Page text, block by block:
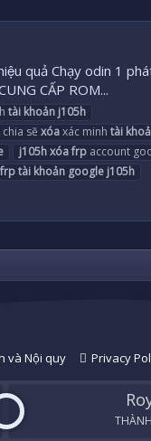
quả Chạy odin 1
CẤP ROM...
tài khoản j105h
chia sẽ xóaxác minh tài
j105hxóafrp account
frptài khoản google j105h
và Nội quy Privacy